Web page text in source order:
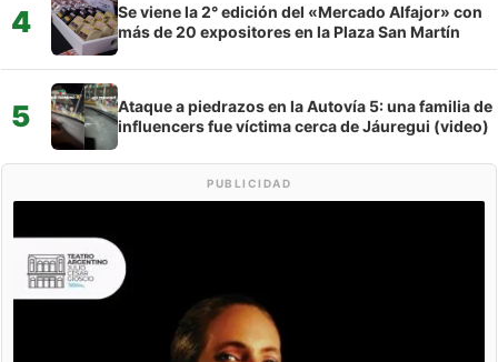
4
Se viene la 2° edición del «Mercado Alfajor» con
más de 20 expositores en la Plaza San Martín
5
Ataque a piedrazos en la Autovía 5: una familia de
influencers fue víctima cerca de Jáuregui (video)
PUBLICIDAD